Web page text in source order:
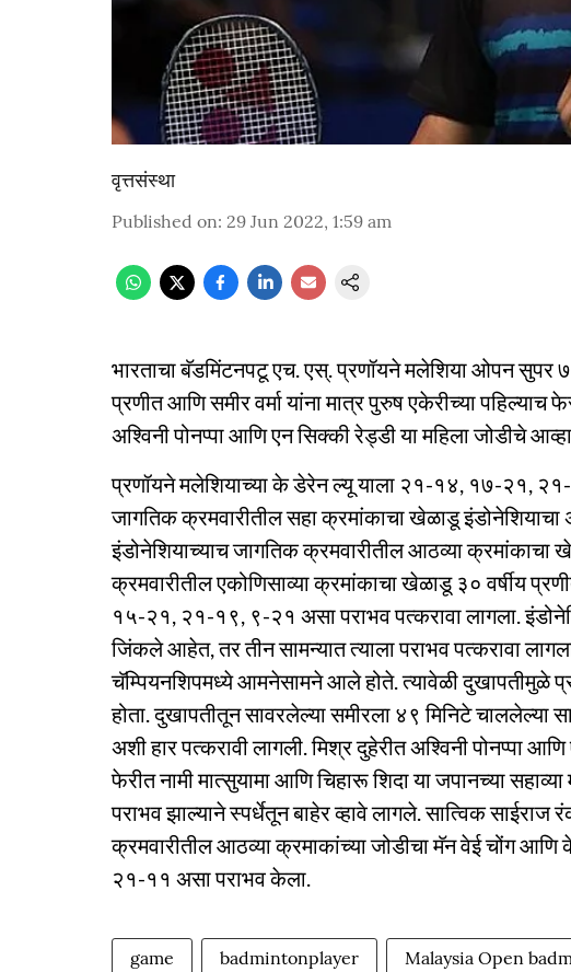
वृत्तसंस्था
Published on: 29 Jun 2022, 1:59 am
भारताचा बॅडमिंटनपटू एच. एस‌्. प्रणॉयने मलेशिया ओपन सुपर
प्रणीत आणि समीर वर्मा यांना मात्र पुरुष एकेरीच्या पहिल्याच
अश्विनी पोनप्पा आणि एन सिक्की रेड्डी या महिला जोडीचे
प्रणॉयने मलेशियाच्या के डेरेन ल्यू याला २१-१४, १७-२१,
जागतिक क्रमवारीतील सहा क्रमांकाचा खेळाडू इंडोनेशियाचा
इंडोनेशियाच्याच जागतिक क्रमवारीतील आठव्या
क्रमवारीतील एकोणिसाव्या क्रमांकाचा खेळाडू ३० वर्षीय
१५-२१, २१-१९, ९-२१ असा पराभव पत्करावा लागला.
जिंकले आहेत, तर तीन सामन्यात त्याला पराभव पत्करावा
चॅम्पियनशिपमध्ये आमनेसामने आले होते. त्यावेळी दुखापतीमुळे
होता. दुखापतीतून सावरलेल्या समीरला ४९ मिनिटे
अशी हार पत्करावी लागली. मिश्र दुहेरीत अश्विनी पोनप्पा
फेरीत नामी मात्सुयामा आणि चिहारू शिदा या जपानच्या
पराभव झाल्याने स्पर्धेतून बाहेर व्हावे लागले. सात्विक
क्रमवारीतील आठव्या क्रमाकांच्या जोडीचा मॅन वेई चोंग
२१-११ असा पराभव केला.
game badmintonplayer Malaysia Open